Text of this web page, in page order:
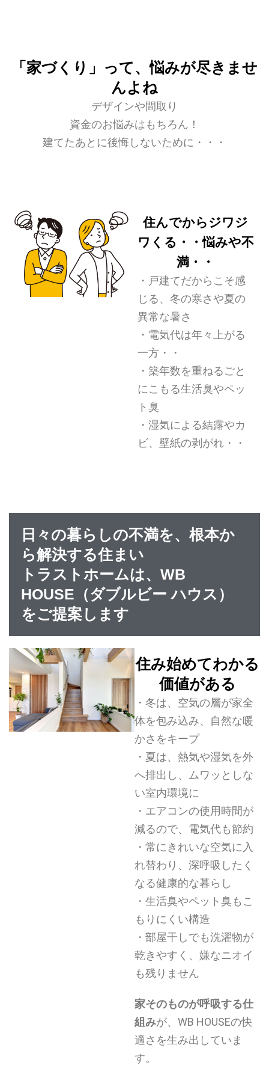
「家づくり」って、悩みが尽きませ
んよね
デザインや間取り
資金のお悩みはもちろん！
建てたあとに後悔しないために・・・
住んでからジワジ
ワくる・・悩みや不
満・・
・戸建てだからこそ感
じる、冬の寒さや夏の
異常な暑さ
・電気代は年々上がる
一方・・
・築年数を重ねるごと
にこもる生活臭やペッ
ト臭
・湿気による結露やカ
ビ、壁紙の剥がれ・・
日々の暮らしの不満を、根本か
ら解決する住まい
トラストホームは、WB
HOUSE（ダブルビー ハウス）
をご提案します
住み始めてわかる
価値がある
・冬は、空気の層が家全
体を包み込み、自然な暖
かさをキープ
・夏は、熱気や湿気を外
へ排出し、ムワッとしな
い室内環境に
・エアコンの使用時間が
減るので、電気代も節約
・常にきれいな空気に入
れ替わり、 深呼吸したく
なる健康的な暮らし
・生活臭やペット臭もこ
もりにくい構造
・部屋干しでも洗濯物が
乾きやすく、嫌なニオイ
も残りません
家そのものが呼吸する仕
組みが、WB HOUSEの快
適さを生み出していま
す。